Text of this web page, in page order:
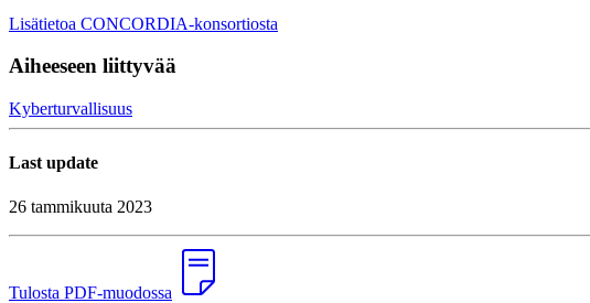
Lisätietoa CONCORDIA-konsortiosta
Aiheeseen liittyvää
Kyberturvallisuus
Last update
26 tammikuuta 2023
Tulosta PDF-muodossa